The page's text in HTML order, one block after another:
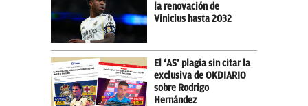
la renovación de
Vinicius hasta 2032
El ‘AS’ plagia sin citar la
exclusiva de OKDIARIO
sobre Rodrigo
Hernández